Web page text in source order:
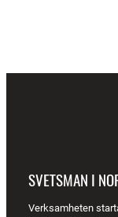
SVETSMAN I
Verksamheten